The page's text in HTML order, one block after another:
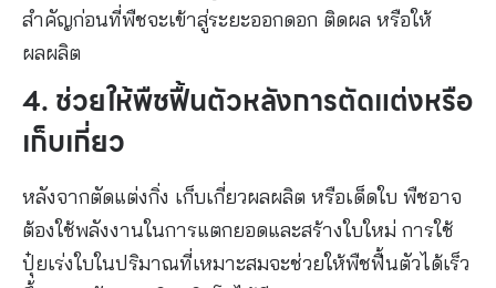
สำคัญก่อนที่พืชจะเข้าสู่ระยะออกดอก ติดผล หรือให้
ผลผลิต
4. ช่วยให้พืชฟื้นตัวหลังการตัดแต่งหรือ
เก็บเกี่ยว
หลังจากตัดแต่งกิ่ง เก็บเกี่ยวผลผลิต หรือเด็ดใบ พืชอาจ
ต้องใช้พลังงานในการแตกยอดและสร้างใบใหม่ การใช้
ปุ๋ยเร่งใบในปริมาณที่เหมาะสมจะช่วยให้พืชฟื้นตัวได้เร็ว